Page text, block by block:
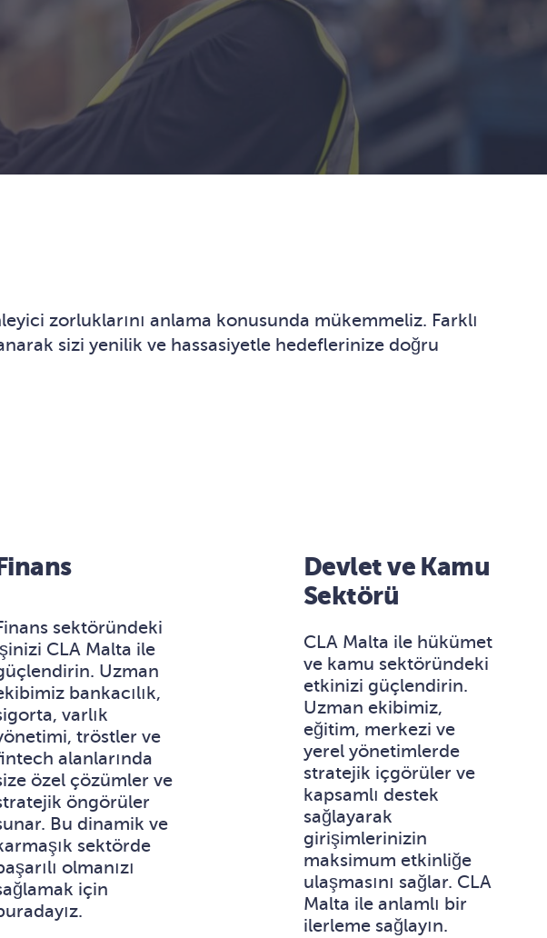
zorluklarını anlama konusunda mükemmeliz. Farklı
sizi yenilik ve hassasiyetle hedeflerinize doğru
sektöründeki
CLA Malta ile
Uzman
bankacılık,
varlık
tröstler ve
alanlarında
özel çözümler ve
öngörüler
Bu dinamik ve
sektörde
olmanızı
için
Devlet ve Kamu
Sektörü
CLA Malta ile hükümet
ve kamu sektöründeki
etkinizi güçlendirin.
Uzman ekibimiz,
eğitim, merkezi ve
yerel yönetimlerde
stratejik içgörüler ve
kapsamlı destek
sağlayarak
girişimlerinizin
maksimum etkinliğe
ulaşmasını sağlar. CLA
Malta ile anlamlı bir
ilerleme sağlayın.